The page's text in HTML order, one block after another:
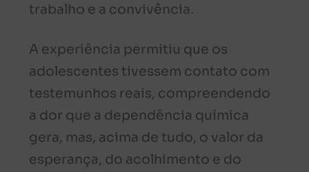
trabalho e a convivência.
A experiência permitiu que os
adolescentes tivessem contato com
testemunhos reais, compreendendo
a dor que a dependência química
gera, mas, acima de tudo, o valor da
esperança, do acolhimento e do